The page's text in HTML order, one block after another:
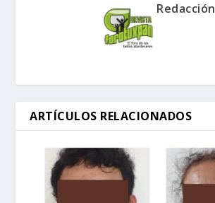
Redacción
ARTÍCULOS RELACIONADOS